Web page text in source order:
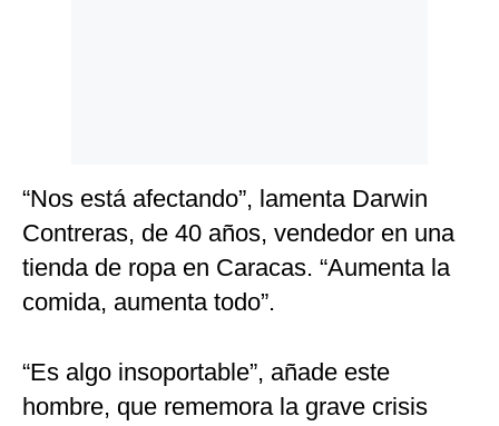
“Nos está afectando”, lamenta Darwin
Contreras, de 40 años, vendedor en una
tienda de ropa en Caracas. “Aumenta la
comida, aumenta todo”.
“Es algo insoportable”, añade este
hombre, que rememora la grave crisis